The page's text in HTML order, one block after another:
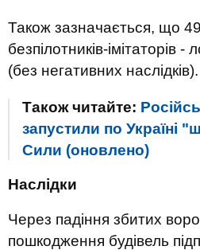
Також зазначається, що
безпілотників-імітаторів -
(без негативних наслідків).
Також читайте:
запустили по Україні
Сили (оновлено)
Наслідки
Через падіння збитих
пошкодження будівель